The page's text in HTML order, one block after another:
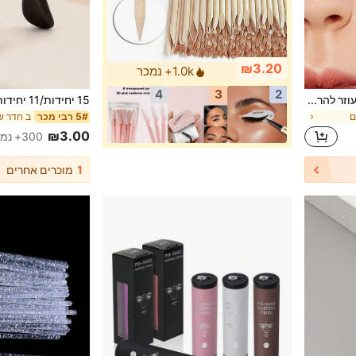
1pc כלי לעיצוב ריסים, מכשיר עוזר להרמת ריסים, אידיאלי למתחילים בעיצוב ריסים, איפור, זול, עיצוב חדר, איפור, טיולים, חדר שינה, אביזרי איפור, זול, מזכרות גרביים, איפור, כלי איפור, דברים זולים, מתנות, מתנות לנשים, מתנות חג המולד, מתנות, טיולים, דברים זולים, פריט חיוני לטיולים
₪3.20
1.0k+ נמכר
2
3
4
5# רבי מכר ב חדר
₪3.00 300+ נמכר
1 מוכרים אחרים